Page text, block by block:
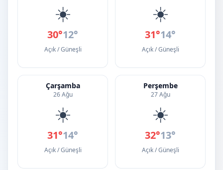
☀️
30°12°
Açık / Güneşli
☀️
31°14°
Açık / Güneşli
Çarşamba
26 Ağu
☀️
31°14°
Açık / Güneşli
Perşembe
27 Ağu
☀️
32°13°
Açık / Güneşli